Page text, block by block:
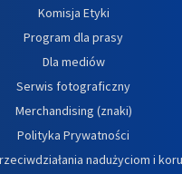
Komisja Etyki
Program dla prasy
Dla mediów
Serwis fotograficzny
Merchandising (znaki)
Polityka Prywatności
nadużyciom i